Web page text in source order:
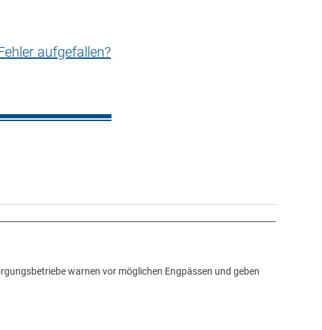
aufgefallen?
warnen vor möglichen Engpässen und geben